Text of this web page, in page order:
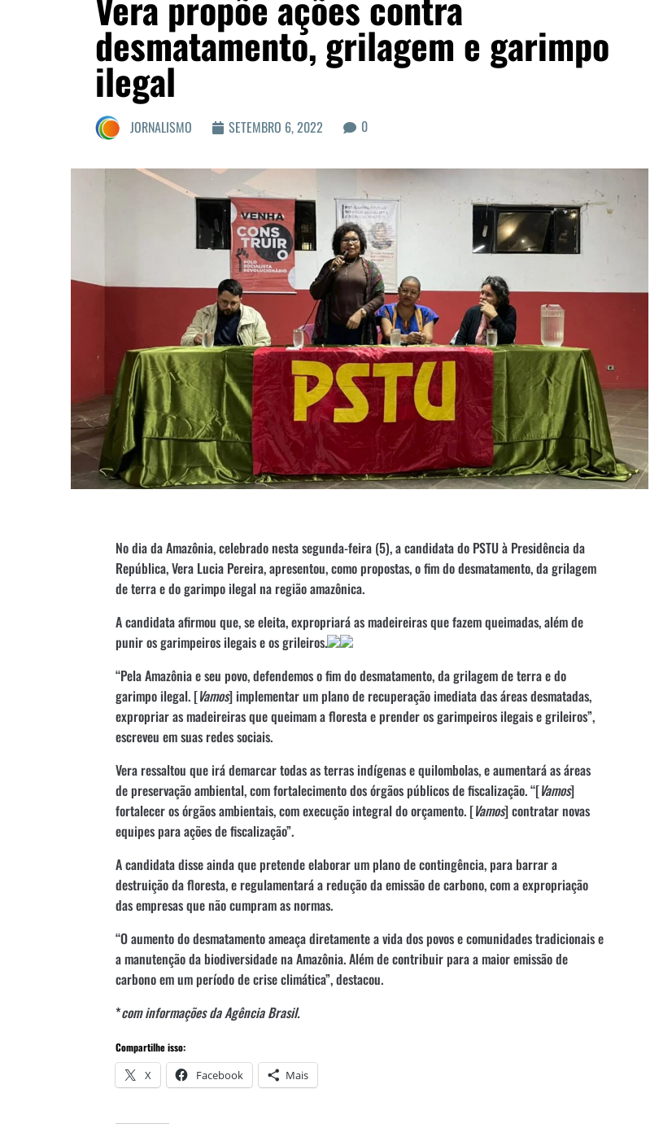
desmatamento, grilagem e garimpo
ilegal
JORNALISMO SETEMBRO 6, 2022 0
No dia da Amazônia, celebrado nesta segunda-feira (5), a candidata do PSTU à Presidência da
República, Vera Lucia Pereira, apresentou, como propostas, o fim do desmatamento, da grilagem
de terra e do garimpo ilegal na região amazônica.
A candidata afirmou que, se eleita, expropriará as madeireiras que fazem queimadas, além de
punir os garimpeiros ilegais e os grileiros.
“Pela Amazônia e seu povo, defendemos o fim do desmatamento, da grilagem de terra e do
garimpo ilegal. [Vamos] implementar um plano de recuperação imediata das áreas desmatadas,
expropriar as madeireiras que queimam a floresta e prender os garimpeiros ilegais e grileiros”,
escreveu em suas redes sociais.
Vera ressaltou que irá demarcar todas as terras indígenas e quilombolas, e aumentará as áreas
de preservação ambiental, com fortalecimento dos órgãos públicos de fiscalização. “[Vamos]
fortalecer os órgãos ambientais, com execução integral do orçamento. [Vamos] contratar novas
equipes para ações de fiscalização”.
A candidata disse ainda que pretende elaborar um plano de contingência, para barrar a
destruição da floresta, e regulamentará a redução da emissão de carbono, com a expropriação
das empresas que não cumpram as normas.
“O aumento do desmatamento ameaça diretamente a vida dos povos e comunidades tradicionais e
a manutenção da biodiversidade na Amazônia. Além de contribuir para a maior emissão de
carbono em um período de crise climática”, destacou.
*com informações da Agência Brasil.
Compartilhe isso:
X Facebook Mais